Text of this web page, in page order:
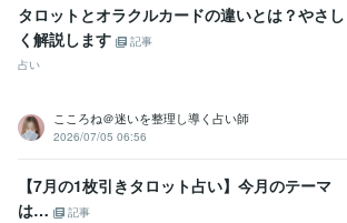
タロットとオラクルカードの違いとは？やさし
く解説します
記事
占い
こころね＠迷いを整理し導く占い師
2026/07/05 06:56
【7月の1枚引きタロット占い】今月のテーマ
は…
記事